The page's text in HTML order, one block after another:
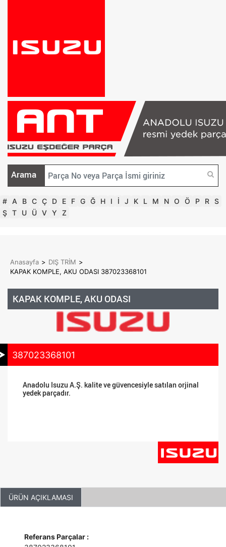
Arama
# A B C Ç D E F G Ğ H I İ J K L M N O Ö P R S
Ş T U Ü V Y Z
Anasayfa > DIŞ TRİM >
KAPAK KOMPLE, AKU ODASI 387023368101
KAPAK KOMPLE, AKU ODASI
387023368101
Anadolu Isuzu A.Ş. kalite ve güvencesiyle satılan orjinal
yedek parçadır.
ÜRÜN AÇIKLAMASI
Referans Parçalar :